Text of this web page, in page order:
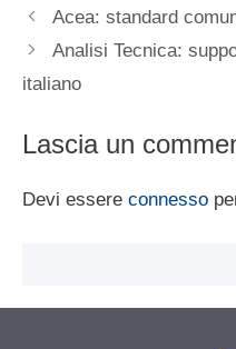
Acea: standard
Analisi Tecnica:
italiano
Lascia un
Devi essere connesso